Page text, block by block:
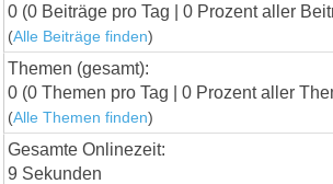
0 (0 Beiträge pro Tag | 0 Prozent aller
(Alle Beiträge finden)
Themen (gesamt):
0 (0 Themen pro Tag | 0 Prozent aller
(Alle Themen finden)
Gesamte Onlinezeit:
9 Sekunden